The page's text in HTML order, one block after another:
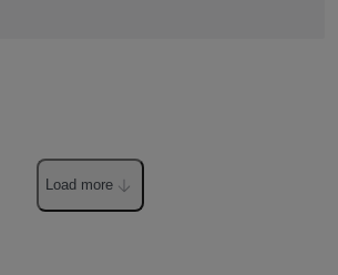
Load more